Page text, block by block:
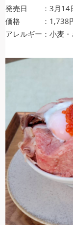
発売日 ：3月14
価格 ：1,738円
アレルギー：小麦